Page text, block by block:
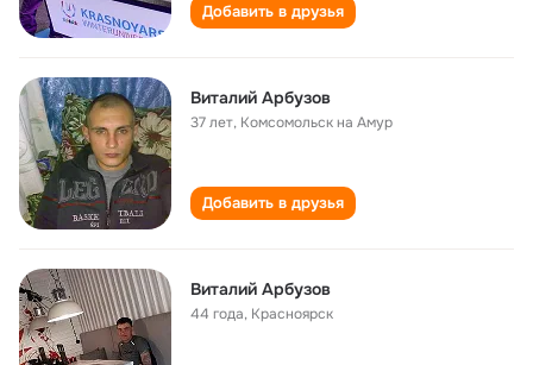
Добавить в друзья
Виталий Арбузов
37 лет, Комсомольск на Амур
Добавить в друзья
Виталий Арбузов
44 года, Красноярск